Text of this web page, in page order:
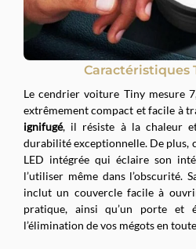
Caractéristiques
Le cendrier voiture Tiny mesure
extrêmement compact et facile à
ignifugé, il résiste à la chaleur et
durabilité exceptionnelle. De plus,
LED intégrée qui éclaire son
l’utiliser même dans l’obscurité.
inclut un couvercle facile à
pratique, ainsi qu’un porte et
l’élimination de vos mégots en